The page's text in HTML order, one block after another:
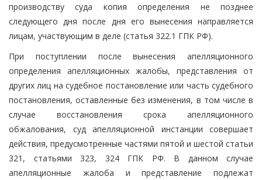
производству суда копия определения не позднее
следующего дня после дня его вынесения направляется
лицам, участвующим в деле (статья 322.1 ГПК РФ).
При поступлении после вынесения апелляционного
определения апелляционных жалобы, представления от
других лиц на судебное постановление или часть судебного
постановления, оставленные без изменения, в том числе в
случае восстановления срока апелляционного
обжалования, суд апелляционной инстанции совершает
действия, предусмотренные частями пятой и шестой статьи
321, статьями 323, 324 ГПК РФ. В данном случае
апелляционные жалоба и представление подлежат